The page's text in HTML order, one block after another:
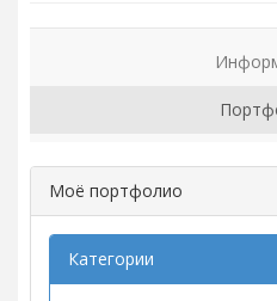
Моё портфолио
Категории